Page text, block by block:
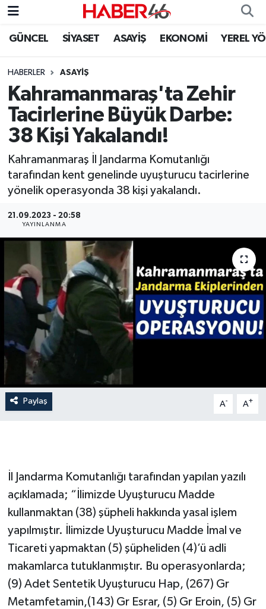
GÜNCEL SİYASET ASAYİŞ EKONOMİ YEREL
HABERLER ASAYİŞ
Kahramanmaraş'ta Zehir
Tacirlerine Büyük Darbe:
38 Kişi Yakalandı!
Kahramanmaraş İl Jandarma Komutanlığı
tarafından kent genelinde uyuşturucu tacirlerine
yönelik operasyonda 38 kişi yakalandı.
21.09.2023 - 20:58
YAYINLANMA
Paylaş A- A+
İl Jandarma Komutanlığı tarafından yapılan yazılı
açıklamada; “İlimizde Uyuşturucu Madde
kullanmaktan (38) şüpheli hakkında yasal işlem
yapılmıştır. İlimizde Uyuşturucu Madde İmal ve
Ticareti yapmaktan (5) şüpheliden (4)’ü adli
makamlarca tutuklanmıştır. Bu operasyonlarda;
(9) Adet Sentetik Uyuşturucu Hap, (267) Gr
Metamfetamin,(143) Gr Esrar, (5) Gr Eroin, (5) Gr
GÜNCEL
SİYASET
EKONOMİ
SPOR
YAŞAM
TEKNOLOJİ
SAĞLIK
İLÇE HABERLERİ
KÜLTÜR-SANAT
KSÜ
DÜNYA
ROPORTAJ
KADIN-AİLE
YEREL YÖNETİM
MEDYA
SEÇİM 2011
ÜÇÜNCÜ SAYFA
Nöbetçi Eczaneler
Hava Durumu
Kahramanmaraş Namaz Vakitleri
Trafik Durumu
Süper Lig Puan Durumu ve Fikstür
Tüm Manşetler
Son Dakika Haberleri
Haber Arşivi